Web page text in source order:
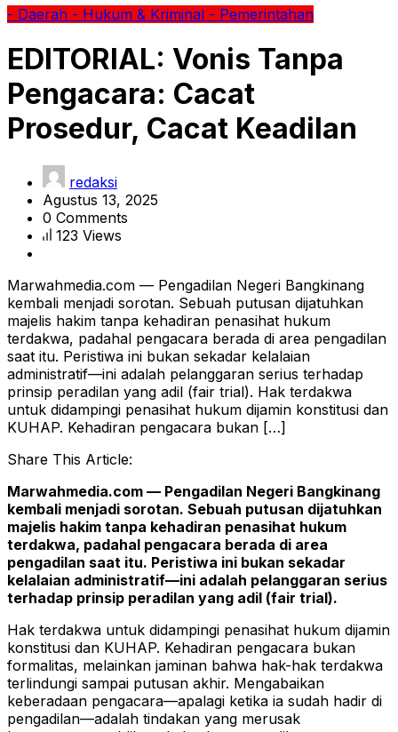
- Daerah - Hukum & Kriminal - Pemerintahan
EDITORIAL: Vonis Tanpa
Pengacara: Cacat
Prosedur, Cacat Keadilan
redaksi
Agustus 13, 2025
0 Comments
123 Views
Marwahmedia.com — Pengadilan Negeri Bangkinang
kembali menjadi sorotan. Sebuah putusan dijatuhkan
majelis hakim tanpa kehadiran penasihat hukum
terdakwa, padahal pengacara berada di area pengadilan
saat itu. Peristiwa ini bukan sekadar kelalaian
administratif—ini adalah pelanggaran serius terhadap
prinsip peradilan yang adil (fair trial). Hak terdakwa
untuk didampingi penasihat hukum dijamin konstitusi dan
KUHAP. Kehadiran pengacara bukan […]
Share This Article:
Marwahmedia.com — Pengadilan Negeri Bangkinang
kembali menjadi sorotan. Sebuah putusan dijatuhkan
majelis hakim tanpa kehadiran penasihat hukum
terdakwa, padahal pengacara berada di area
pengadilan saat itu. Peristiwa ini bukan sekadar
kelalaian administratif—ini adalah pelanggaran serius
terhadap prinsip peradilan yang adil (fair trial).
Hak terdakwa untuk didampingi penasihat hukum dijamin
konstitusi dan KUHAP. Kehadiran pengacara bukan
formalitas, melainkan jaminan bahwa hak-hak terdakwa
terlindungi sampai putusan akhir. Mengabaikan
keberadaan pengacara—apalagi ketika ia sudah hadir di
pengadilan—adalah tindakan yang merusak